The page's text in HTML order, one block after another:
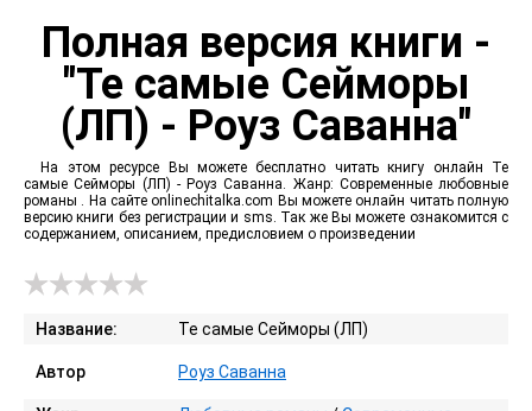
Полная версия книги -
"Те самые Сейморы
(ЛП) - Роуз Саванна"
На этом ресурсе Вы можете бесплатно читать книгу онлайн Те
самые Сейморы (ЛП) - Роуз Саванна. Жанр: Современные любовные
романы . На сайте onlinechitalka.com Вы можете онлайн читать полную
версию книги без регистрации и sms. Так же Вы можете ознакомится с
содержанием, описанием, предисловием о произведении
Название: Те самые Сейморы (ЛП)
Автор Роуз Саванна